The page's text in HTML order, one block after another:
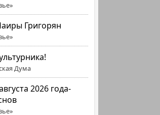
Григорян
Дума
2026 года-